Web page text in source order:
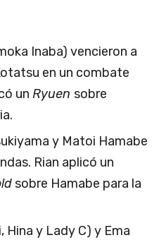
Inaba) vencieron a
en un combate
un Ryuen sobre
y Matoi Hamabe
Rian aplicó un
sobre Hamabe para la
Hina y Lady C) y Ema